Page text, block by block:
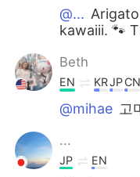
@...
kawaiii. 🐾
Beth
EN KRJPCN
@mihae 고
...
JP EN